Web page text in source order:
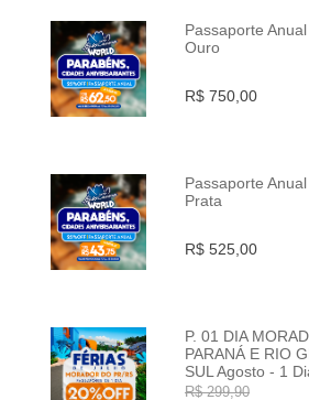
INFO
Passaporte
Ouro
R$ 750,00
INFO
Passaporte
Prata
R$ 525,00
INFO
P. 01 DIA
PARANÁ E RIO
SUL Agosto - 1
R$ 299,90